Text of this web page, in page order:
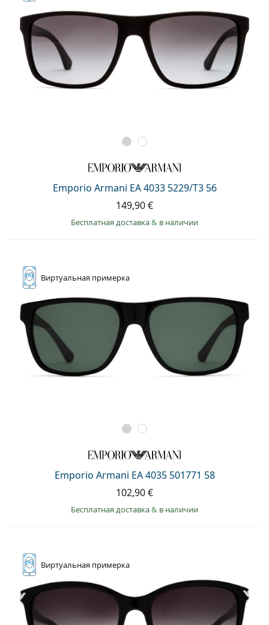
Emporio Armani EA 4033 5229/T3 56
149,90 €
Бесплатная доставка& в наличии
Виртуальная примерка
Emporio Armani EA 4035 501771 58
102,90 €
Бесплатная доставка& в наличии
Виртуальная примерка